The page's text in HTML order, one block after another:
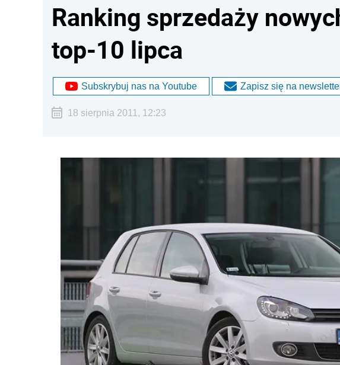
Ranking sprzedaży
top-10 lipca
Subskrybuj nas na Youtube Zapisz się na
18 sierpnia 2011, 12:23